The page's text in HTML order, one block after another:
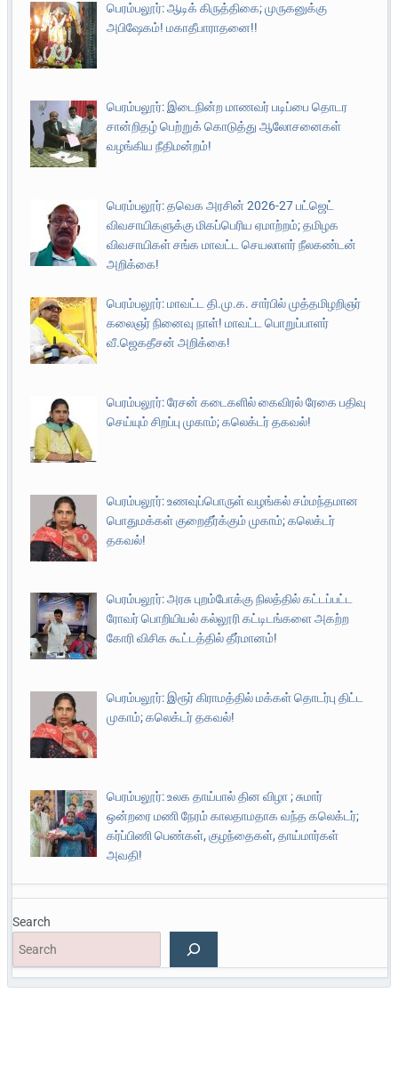
பெரம்பலூர்: ஆடிக் கிருத்திகை; முருகனுக்கு
அபிஷேகம்! மகாதீபாராதனை!!
பெரம்பலூர்: இடைநின்ற மாணவர் படிப்பை தொடர
சான்றிதழ் பெற்றுக் கொடுத்து ஆலோசனைகள்
வழங்கிய நீதிமன்றம்!
பெரம்பலூர்: தவெக அரசின் 2026-27 பட்ஜெட்
விவசாயிகளுக்கு மிகப்பெரிய ஏமாற்றம்; தமிழக
விவசாயிகள் சங்க மாவட்ட செயலாளர் நீலகண்டன்
அறிக்கை!
பெரம்பலூர்: மாவட்ட தி.மு.க. சார்பில் முத்தமிழறிஞர்
கலைஞர் நினைவு நாள்! மாவட்ட பொறுப்பாளர்
வீ.ஜெகதீசன் அறிக்கை!
பெரம்பலூர்: ரேசன் கடைகளில் கைவிரல் ரேகை பதிவு
செய்யும் சிறப்பு முகாம்; கலெக்டர் தகவல்!
பெரம்பலூர்: உணவுப்பொருள் வழங்கல் சம்மந்தமான
பொதுமக்கள் குறைதீர்க்கும் முகாம்; கலெக்டர்
தகவல்!
பெரம்பலூர்: அரசு புறம்போக்கு நிலத்தில் கட்டப்பட்ட
ரோவர் பொறியியல் கல்லூரி கட்டிடங்களை அகற்ற
கோரி விசிக கூட்டத்தில் தீர்மானம்!
பெரம்பலூர்: இரூர் கிராமத்தில் மக்கள் தொடர்பு திட்ட
முகாம்; கலெக்டர் தகவல்!
பெரம்பலூர்: உலக தாய்பால் தின விழா ; சுமார்
ஒன்றரை மணி நேரம் காலதாமதாக வந்த கலெக்டர்;
கர்ப்பிணி பெண்கள், குழந்தைகள், தாய்மார்கள்
அவதி!
Search